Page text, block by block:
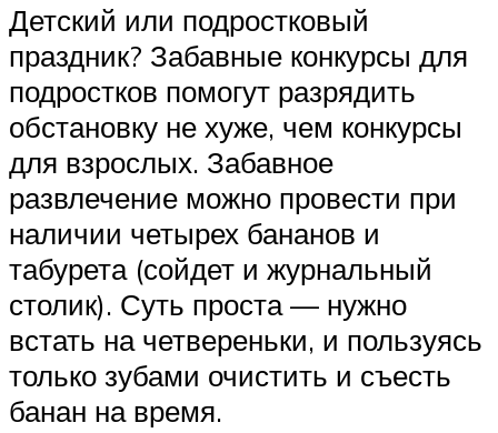
Детский или подростковый
праздник? Забавные конкурсы для
подростков помогут разрядить
обстановку не хуже, чем конкурсы
для взрослых. Забавное
развлечение можно провести при
наличии четырех бананов и
табурета (сойдет и журнальный
столик). Суть проста — нужно
встать на четвереньки, и пользуясь
только зубами очистить и съесть
банан на время.